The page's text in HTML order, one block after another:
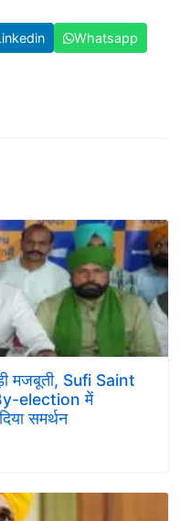
Whatsapp
मजबूती, Sufi Saint
election में
समर्थन